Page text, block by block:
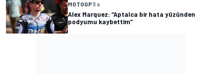
MOTOGP3 s
Alex Marquez: “Aptalca bir hata yüzünden
podyumu kaybettim”